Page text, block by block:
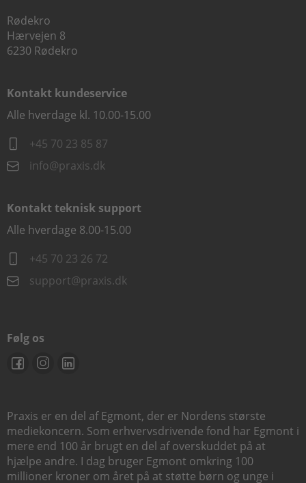
Rødekro
Hærvejen 8
6230 Rødekro
Kontakt kundeservice
Alle hverdage kl. 10.00-15.00
+45 70 23 85 87
info@praxis.dk
Kontakt teknisk support
Alle hverdage 8.00-15.00
+45 70 23 26 72
support@praxis.dk
Følg os
Praxis er en del af Egmont, der er Nordens største
mediekoncern. Som erhvervsdrivende fond har Egmont i
mere end 100 år brugt en del af overskuddet på at
hjælpe andre. I dag bruger Egmont omkring 100
millioner kroner om året på at støtte børn og unge i